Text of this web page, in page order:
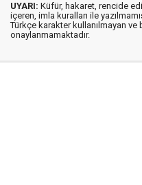
UYARI: Küfür, hakaret, rencide
içeren, imla kuralları ile
Türkçe karakter kullanılmayan ve
onaylanmamaktadır.